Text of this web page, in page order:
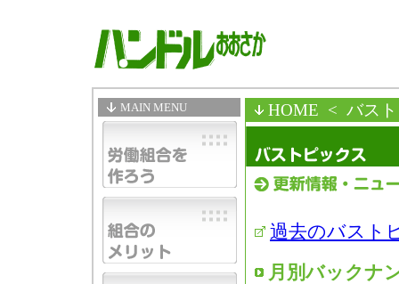
MAIN MENU HOME < バス
過去のバスト
月別バックナ